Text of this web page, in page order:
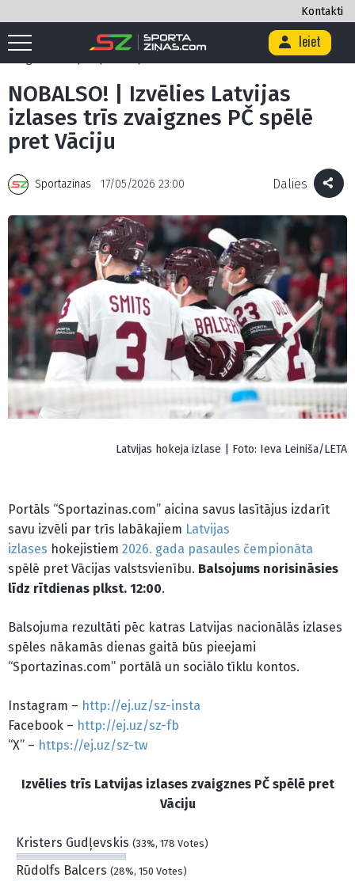
Kontakti
Ieiet
Sākums Ekskluzīvi / NOBALSO! | Izvēlies Latvijas izlases trīs
NOBALSO! | Izvēlies Latvijas
izlases trīs zvaigznes PČ spēlē
pret Vāciju
Sportazinas 17/05/2026 23:00 Dalies
Latvijas hokeja izlase | Foto: Ieva Leiniša/LETA
Portāls “Sportazinas.com” aicina savus lasītājus izdarīt
savu izvēli par trīs labākajiem Latvijas
izlases hokejistiem 2026. gada pasaules čempionāta
spēlē pret Vācijas valstsvienību. Balsojums norisināsies
līdz rītdienas plkst. 12:00.
Balsojuma rezultāti pēc katras Latvijas nacionālās izlases
spēles nākamās dienas gaitā būs pieejami
“Sportazinas.com” portālā un sociālo tīklu kontos.
Instagram – http://ej.uz/sz-insta
Facebook – http://ej.uz/sz-fb
“X” – https://ej.uz/sz-tw
Izvēlies trīs Latvijas izlases zvaigznes PČ spēlē pret
Vāciju
Kristers Gudļevskis (33%, 178 Votes)
Rūdolfs Balcers (28%, 150 Votes)